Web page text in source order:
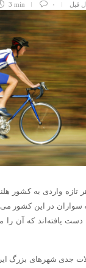
۰ 3 min
تازه واردی به کشور
سواران در این کشور
یافته‌اند که آن را
جدی شهرهای بزرگ